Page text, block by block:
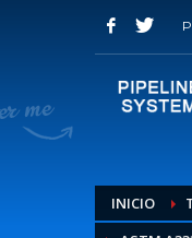
INICIO